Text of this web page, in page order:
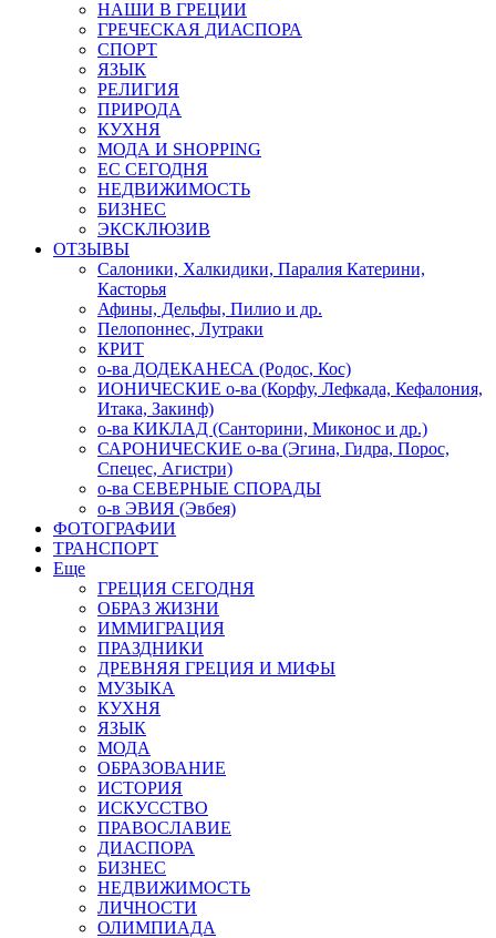
НАШИ В ГРЕЦИИ
ГРЕЧЕСКАЯ ДИАСПОРА
СПОРТ
ЯЗЫК
РЕЛИГИЯ
ПРИРОДА
КУХНЯ
МОДА И SHOPPING
ЕС СЕГОДНЯ
НЕДВИЖИМОСТЬ
БИЗНЕС
ЭКСКЛЮЗИВ
ОТЗЫВЫ
Салоники, Халкидики, Паралия Катерини,
Касторья
Афины, Дельфы, Пилио и др.
Пелопоннес, Лутраки
КРИТ
о-ва ДОДЕКАНЕСА (Родос, Кос)
ИОНИЧЕСКИЕ о-ва (Корфу, Лефкада, Кефалония,
Итака, Закинф)
о-ва КИКЛАД (Санторини, Миконос и др.)
САРОНИЧЕСКИЕ о-ва (Эгина, Гидра, Порос,
Спецес, Агистри)
о-ва СЕВЕРНЫЕ СПОРАДЫ
о-в ЭВИЯ (Эвбея)
ФОТОГРАФИИ
ТРАНСПОРТ
Еще
ГРЕЦИЯ СЕГОДНЯ
ОБРАЗ ЖИЗНИ
ИММИГРАЦИЯ
ПРАЗДНИКИ
ДРЕВНЯЯ ГРЕЦИЯ И МИФЫ
МУЗЫКА
КУХНЯ
ЯЗЫК
МОДА
ОБРАЗОВАНИЕ
ИСТОРИЯ
ИСКУССТВО
ПРАВОСЛАВИЕ
ДИАСПОРА
БИЗНЕС
НЕДВИЖИМОСТЬ
ЛИЧНОСТИ
ОЛИМПИАДА